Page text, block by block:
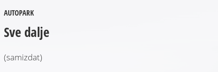
Scena
Arhive
AUTOPARK
Sve dalje
(samizdat)